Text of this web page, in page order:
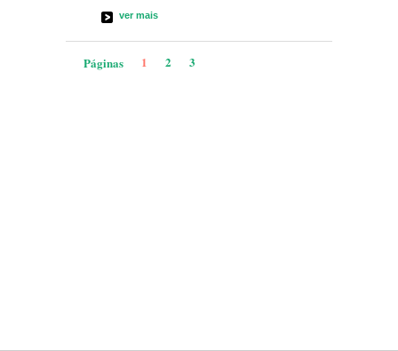
ver mais
Páginas 1 2 3